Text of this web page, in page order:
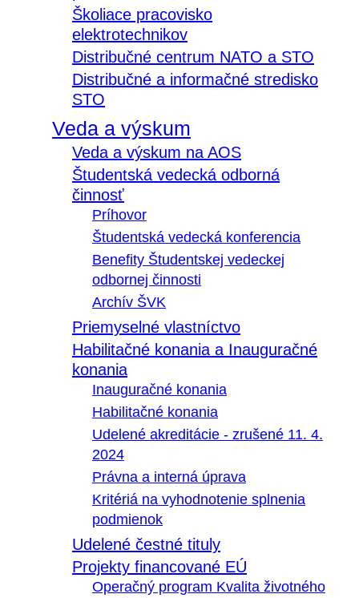
Školiace pracovisko
elektrotechnikov
Distribučné centrum NATO a STO
Distribučné a informačné stredisko
STO
Veda a výskum
Veda a výskum na AOS
Študentská vedecká odborná
činnosť
Príhovor
Študentská vedecká konferencia
Benefity Študentskej vedeckej
odbornej činnosti
Archív ŠVK
Priemyselné vlastníctvo
Habilitačné konania a Inauguračné
konania
Inauguračné konania
Habilitačné konania
Udelené akreditácie - zrušené 11. 4.
2024
Právna a interná úprava
Kritériá na vyhodnotenie splnenia
podmienok
Udelené čestné tituly
Projekty financované EÚ
Operačný program Kvalita životného